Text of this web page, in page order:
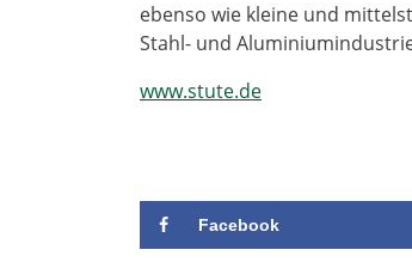
ebenso wie kleine und
Stahl- und
www.stute.de
Facebook